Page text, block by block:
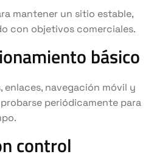
mantener un sitio estable,
con objetivos comerciales.
básico
enlaces, navegación móvil y
periódicamente para
control